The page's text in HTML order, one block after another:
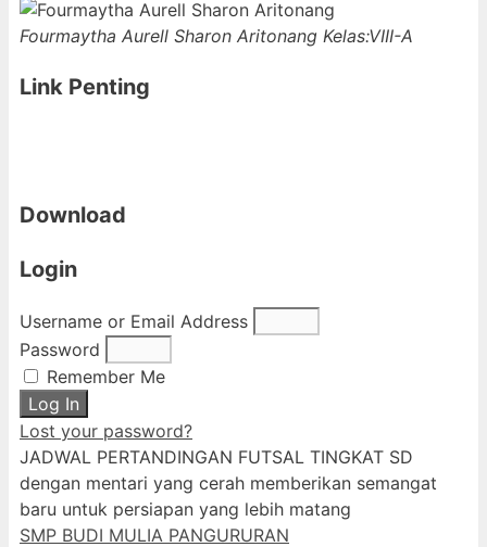
Fourmaytha Aurell Sharon Aritonang Kelas:VIII-A
Link Penting
Download
Login
Username or Email Address
Password
Remember Me
Log In
Lost your password?
JADWAL PERTANDINGAN FUTSAL TINGKAT SD
dengan mentari yang cerah memberikan semangat
baru untuk persiapan yang lebih matang
SMP BUDI MULIA PANGURURAN